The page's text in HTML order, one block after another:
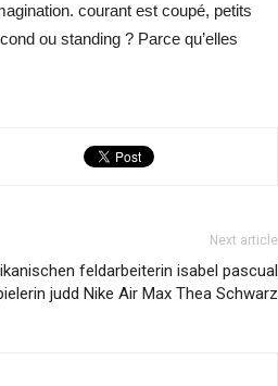
courant est coupé, petits
ou standing ? Parce qu’elles
Next article
feldarbeiterin isabel pascual
judd Nike Air Max Thea Schwarz